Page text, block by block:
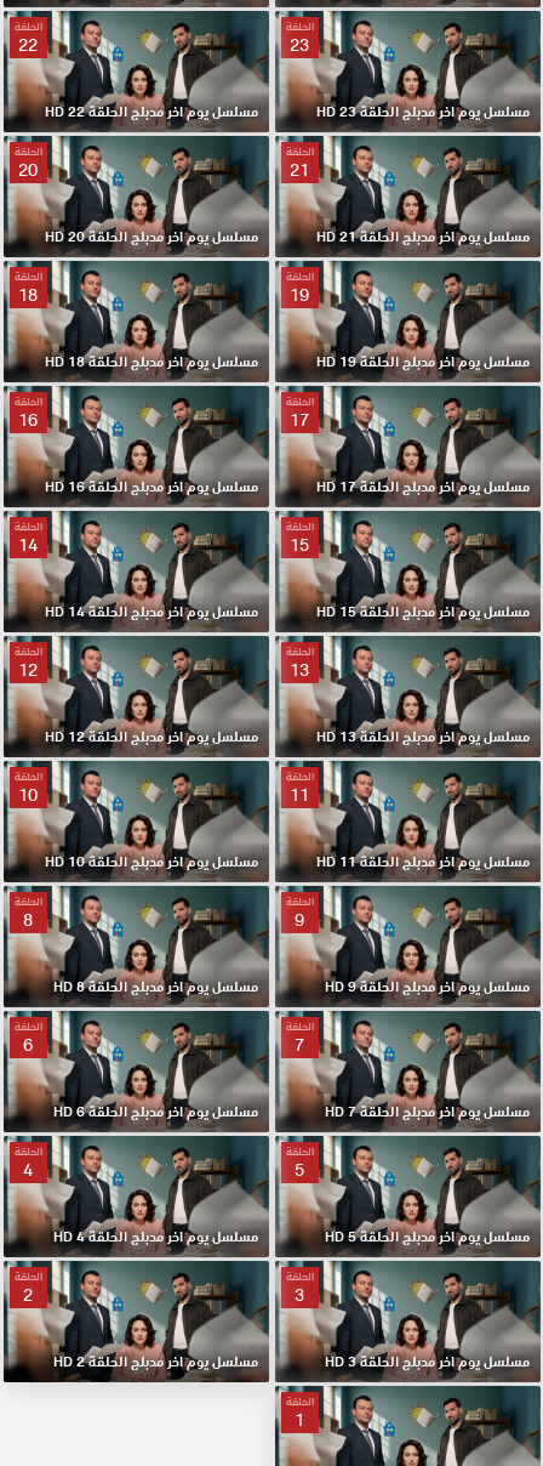
الحلقة
23
مسلسل يوم اخر مدبلج الحلقة 23 HD
الحلقة
22
مسلسل يوم اخر مدبلج الحلقة 22 HD
الحلقة
21
مسلسل يوم اخر مدبلج الحلقة 21 HD
الحلقة
20
مسلسل يوم اخر مدبلج الحلقة 20 HD
الحلقة
19
مسلسل يوم اخر مدبلج الحلقة 19 HD
الحلقة
18
مسلسل يوم اخر مدبلج الحلقة 18 HD
الحلقة
17
مسلسل يوم اخر مدبلج الحلقة 17 HD
الحلقة
16
مسلسل يوم اخر مدبلج الحلقة 16 HD
الحلقة
15
مسلسل يوم اخر مدبلج الحلقة 15 HD
الحلقة
14
مسلسل يوم اخر مدبلج الحلقة 14 HD
الحلقة
13
مسلسل يوم اخر مدبلج الحلقة 13 HD
الحلقة
12
مسلسل يوم اخر مدبلج الحلقة 12 HD
الحلقة
11
مسلسل يوم اخر مدبلج الحلقة 11 HD
الحلقة
10
مسلسل يوم اخر مدبلج الحلقة 10 HD
الحلقة
9
مسلسل يوم اخر مدبلج الحلقة 9 HD
الحلقة
8
مسلسل يوم اخر مدبلج الحلقة 8 HD
الحلقة
7
مسلسل يوم اخر مدبلج الحلقة 7 HD
الحلقة
6
مسلسل يوم اخر مدبلج الحلقة 6 HD
الحلقة
5
مسلسل يوم اخر مدبلج الحلقة 5 HD
الحلقة
4
مسلسل يوم اخر مدبلج الحلقة 4 HD
الحلقة
3
مسلسل يوم اخر مدبلج الحلقة 3 HD
الحلقة
2
مسلسل يوم اخر مدبلج الحلقة 2 HD
الحلقة
1